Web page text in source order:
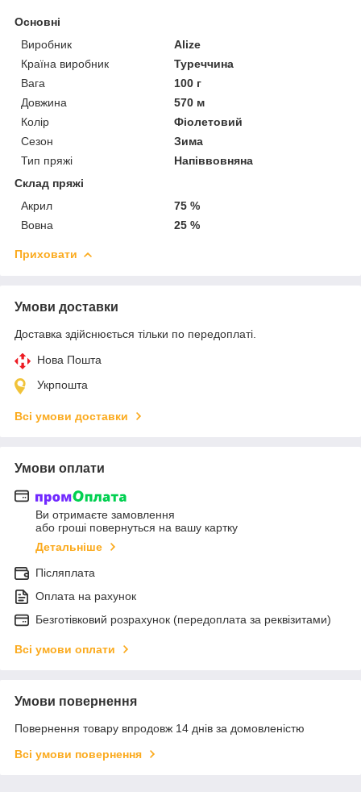
Основні
Виробник
Alize
Країна виробник
Туреччина
Вага
100 г
Довжина
570 м
Колір
Фіолетовий
Сезон
Зима
Тип пряжі
Напіввовняна
Склад пряжі
Акрил
75 %
Вовна
25 %
Приховати
Умови доставки
Доставка здійснюється тільки по передоплаті.
Нова Пошта
Укрпошта
Всі умови доставки
Умови оплати
Ви отримаєте замовлення
або гроші повернуться на вашу картку
Детальніше
Післяплата
Оплата на рахунок
Безготівковий розрахунок (передоплата за реквізитами)
Всі умови оплати
Умови повернення
Повернення товару впродовж 14 днів за домовленістю
Всі умови повернення